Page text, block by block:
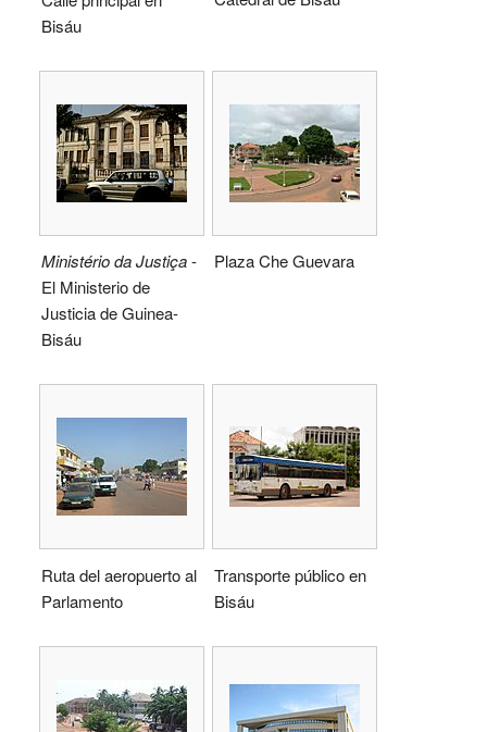
Bisáu
Ministério da Justiça-
El Ministerio de
Justicia de Guinea-
Bisáu
Plaza Che Guevara
Ruta del aeropuerto al
Parlamento
Transporte público en
Bisáu